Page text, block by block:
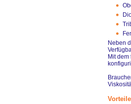
Neben
Mit
Vorteile